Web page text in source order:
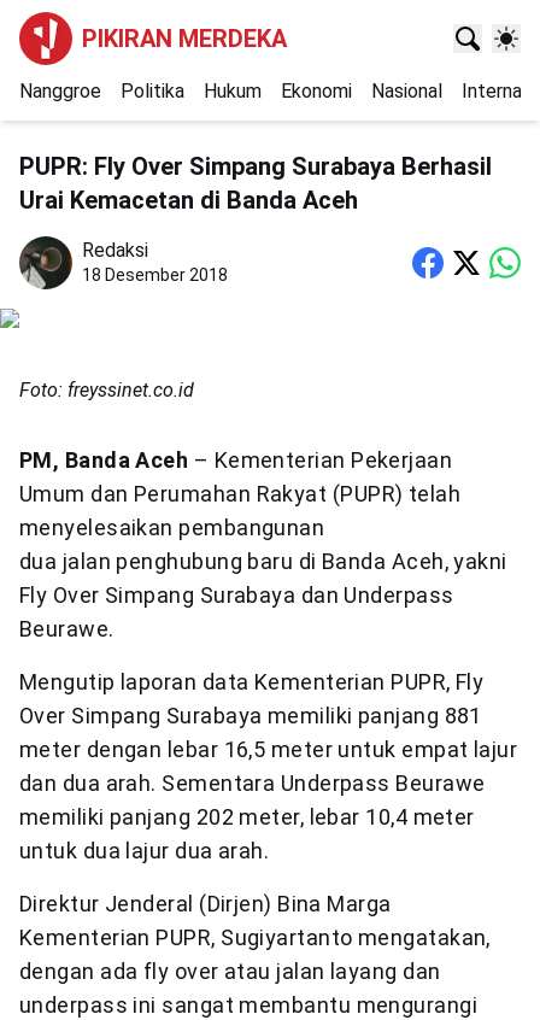
PIKIRAN MERDEKA
Nanggroe Politika Hukum Ekonomi Nasional
PUPR: Fly Over Simpang Surabaya Berhasil
Urai Kemacetan di Banda Aceh
Redaksi
18 Desember 2018
Foto: freyssinet.co.id
PM, Banda Aceh – Kementerian Pekerjaan
Umum dan Perumahan Rakyat (PUPR) telah
menyelesaikan pembangunan
dua jalan penghubung baru di Banda Aceh, yakni
Fly Over Simpang Surabaya dan Underpass
Beurawe.
Mengutip laporan data Kementerian PUPR, Fly
Over Simpang Surabaya memiliki panjang 881
meter dengan lebar 16,5 meter untuk empat lajur
dan dua arah. Sementara Underpass Beurawe
memiliki panjang 202 meter, lebar 10,4 meter
untuk dua lajur dua arah.
Direktur Jenderal (Dirjen) Bina Marga
Kementerian PUPR, Sugiyartanto mengatakan,
dengan ada fly over atau jalan layang dan
underpass ini sangat membantu mengurangi